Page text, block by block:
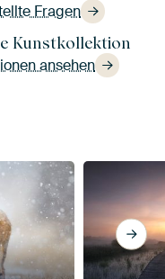
Fragen
Kunstkollektion
ansehen